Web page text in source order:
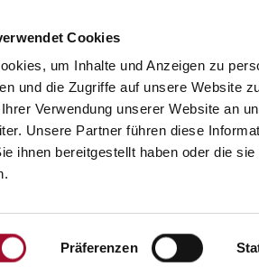
Cookies
um Inhalte und Anzeigen zu
und die Zugriffe auf unsere Website
Verwendung unserer Website an
Unsere Partner führen diese
ihnen bereitgestellt haben oder die
Präferenzen
Produkte